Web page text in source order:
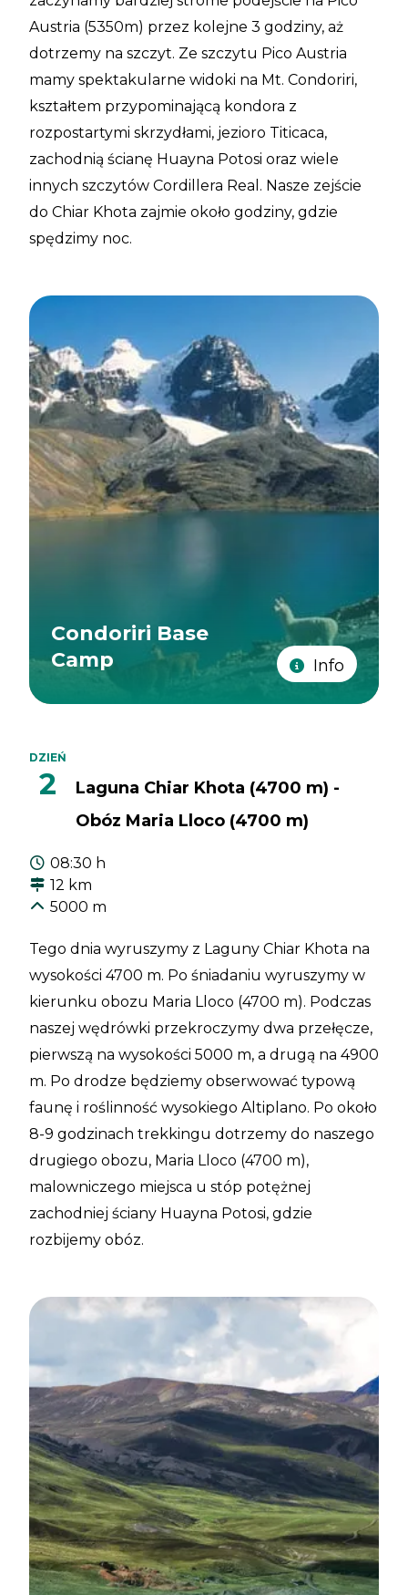
Austria (5350m) przez kolejne 3 godziny, aż
dotrzemy na szczyt. Ze szczytu Pico Austria
mamy spektakularne widoki na Mt. Condoriri,
kształtem przypominającą kondora z
rozpostartymi skrzydłami, jezioro Titicaca,
zachodnią ścianę Huayna Potosi oraz wiele
innych szczytów Cordillera Real. Nasze zejście
do Chiar Khota zajmie około godziny, gdzie
spędzimy noc.
Condoriri Base
Camp
Info
DZIEŃ
2
Laguna Chiar Khota (4700 m) -
Obóz Maria Lloco (4700 m)
08:30 h
12 km
5000 m
Tego dnia wyruszymy z Laguny Chiar Khota na
wysokości 4700 m. Po śniadaniu wyruszymy w
kierunku obozu Maria Lloco (4700 m). Podczas
naszej wędrówki przekroczymy dwa przełęcze,
pierwszą na wysokości 5000 m, a drugą na 4900
m. Po drodze będziemy obserwować typową
faunę i roślinność wysokiego Altiplano. Po około
8-9 godzinach trekkingu dotrzemy do naszego
drugiego obozu, Maria Lloco (4700 m),
malowniczego miejsca u stóp potężnej
zachodniej ściany Huayna Potosi, gdzie
rozbijemy obóz.